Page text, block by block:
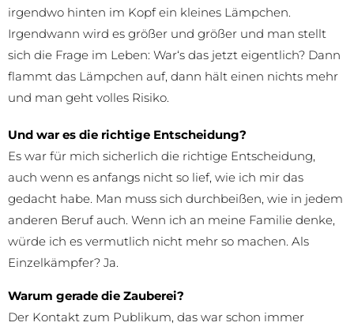
irgendwo hinten im Kopf ein kleines Lämpchen.
Irgendwann wird es größer und größer und man stellt
sich die Frage im Leben: War‘s das jetzt eigentlich? Dann
flammt das Lämpchen auf, dann hält einen nichts mehr
und man geht volles Risiko.
Und war es die richtige Entscheidung?
Es war für mich sicherlich die richtige Entscheidung,
auch wenn es anfangs nicht so lief, wie ich mir das
gedacht habe. Man muss sich durchbeißen, wie in jedem
anderen Beruf auch. Wenn ich an meine Familie denke,
würde ich es vermutlich nicht mehr so machen. Als
Einzelkämpfer? Ja.
Warum gerade die Zauberei?
Der Kontakt zum Publikum, das war schon immer